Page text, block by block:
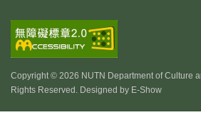
Copyright © 2026 NUTN Department of Culture
Rights Reserved. Designed by E-Show